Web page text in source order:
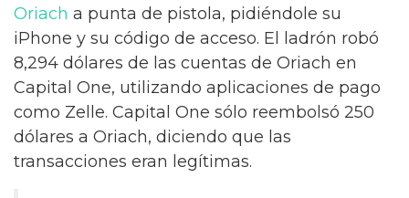
Oriach a punta de pistola, pidiéndole su
iPhone y su código de acceso. El ladrón robó
8,294 dólares de las cuentas de Oriach en
Capital One, utilizando aplicaciones de pago
como Zelle. Capital One sólo reembolsó 250
dólares a Oriach, diciendo que las
transacciones eran legítimas.